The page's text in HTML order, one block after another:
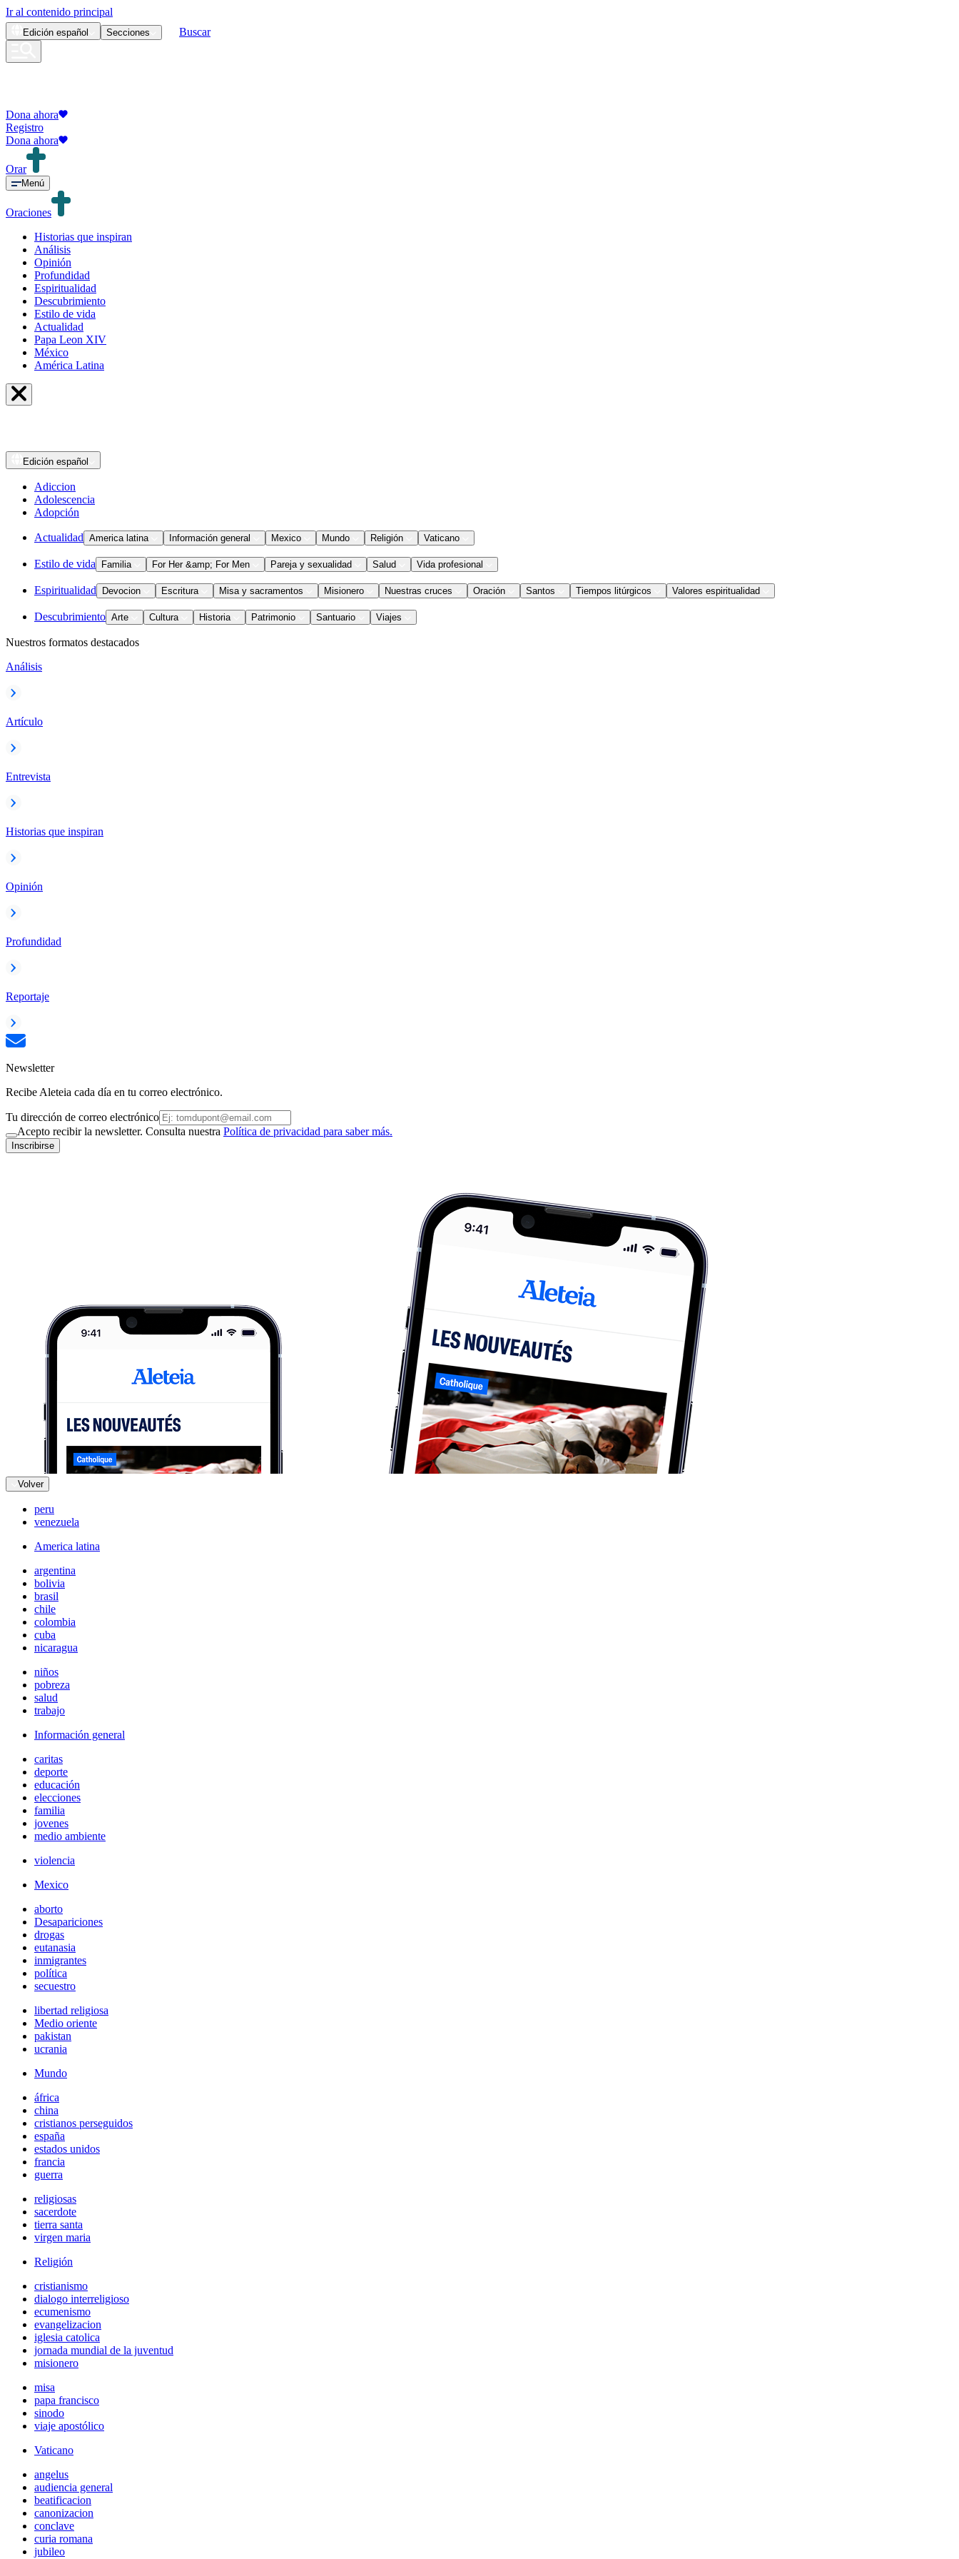
Ir al contenido principal
Edición español Secciones Buscar
Dona ahora
Registro
Dona ahora
Orar
Menú
Oraciones
Historias que inspiran
Análisis
Opinión
Profundidad
Espiritualidad
Descubrimiento
Estilo de vida
Actualidad
Papa Leon XIV
México
América Latina
Edición español
Adiccion
Adolescencia
Adopción
Actualidad America latina Información general Mexico Mundo Religión Vaticano
Estilo de vida Familia For Her &amp; For Men Pareja y sexualidad Salud Vida profesional
Espiritualidad Devocion Escritura Misa y sacramentos Misionero Nuestras cruces Oración Santos Tiempos litúrgicos Valores espiritualidad
Descubrimiento Arte Cultura Historia Patrimonio Santuario Viajes
Nuestros formatos destacados
Análisis
Artículo
Entrevista
Historias que inspiran
Opinión
Profundidad
Reportaje
Newsletter
Recibe Aleteia cada día en tu correo electrónico.
Tu dirección de correo electrónico
Acepto recibir la newsletter. Consulta nuestra Política de privacidad para saber más.
Inscribirse
Volver
peru
venezuela
America latina
argentina
bolivia
brasil
chile
colombia
cuba
nicaragua
niños
pobreza
salud
trabajo
Información general
caritas
deporte
educación
elecciones
familia
jovenes
medio ambiente
violencia
Mexico
aborto
Desapariciones
drogas
eutanasia
inmigrantes
política
secuestro
libertad religiosa
Medio oriente
pakistan
ucrania
Mundo
áfrica
china
cristianos perseguidos
españa
estados unidos
francia
guerra
religiosas
sacerdote
tierra santa
virgen maria
Religión
cristianismo
dialogo interreligioso
ecumenismo
evangelizacion
iglesia catolica
jornada mundial de la juventud
misionero
misa
papa francisco
sinodo
viaje apostólico
Vaticano
angelus
audiencia general
beatificacion
canonizacion
conclave
curia romana
jubileo